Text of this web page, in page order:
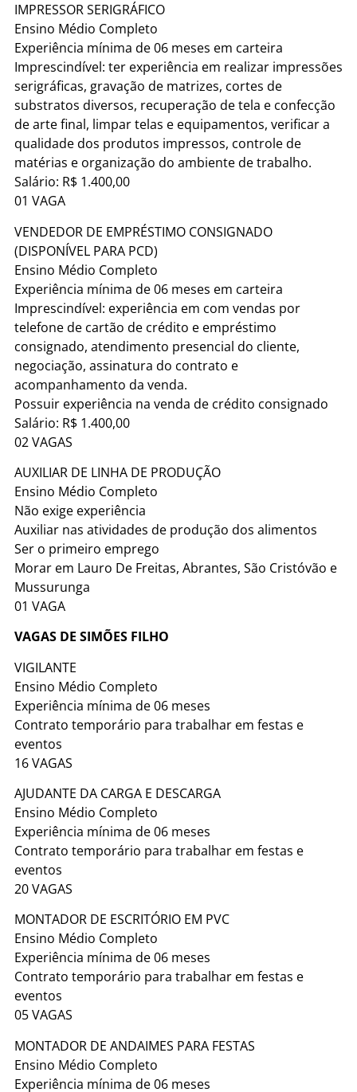
IMPRESSOR SERIGRÁFICO
Ensino Médio Completo
Experiência mínima de 06 meses em carteira
Imprescindível: ter experiência em realizar impressões
serigráficas, gravação de matrizes, cortes de
substratos diversos, recuperação de tela e confecção
de arte final, limpar telas e equipamentos, verificar a
qualidade dos produtos impressos, controle de
matérias e organização do ambiente de trabalho.
Salário: R$ 1.400,00
01 VAGA
VENDEDOR DE EMPRÉSTIMO CONSIGNADO
(DISPONÍVEL PARA PCD)
Ensino Médio Completo
Experiência mínima de 06 meses em carteira
Imprescindível: experiência em com vendas por
telefone de cartão de crédito e empréstimo
consignado, atendimento presencial do cliente,
negociação, assinatura do contrato e
acompanhamento da venda.
Possuir experiência na venda de crédito consignado
Salário: R$ 1.400,00
02 VAGAS
AUXILIAR DE LINHA DE PRODUÇÃO
Ensino Médio Completo
Não exige experiência
Auxiliar nas atividades de produção dos alimentos
Ser o primeiro emprego
Morar em Lauro De Freitas, Abrantes, São Cristóvão e
Mussurunga
01 VAGA
VAGAS DE SIMÕES FILHO
VIGILANTE
Ensino Médio Completo
Experiência mínima de 06 meses
Contrato temporário para trabalhar em festas e
eventos
16 VAGAS
AJUDANTE DA CARGA E DESCARGA
Ensino Médio Completo
Experiência mínima de 06 meses
Contrato temporário para trabalhar em festas e
eventos
20 VAGAS
MONTADOR DE ESCRITÓRIO EM PVC
Ensino Médio Completo
Experiência mínima de 06 meses
Contrato temporário para trabalhar em festas e
eventos
05 VAGAS
MONTADOR DE ANDAIMES PARA FESTAS
Ensino Médio Completo
Experiência mínima de 06 meses